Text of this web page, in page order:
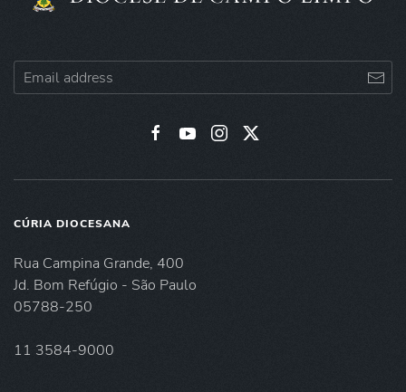
CÚRIA DIOCESANA
Rua Campina Grande, 400
Jd. Bom Refúgio - São Paulo
05788-250
11 3584-9000